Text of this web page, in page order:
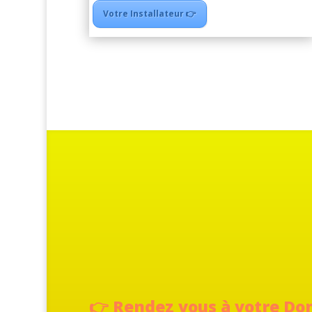
Votre Installateur 👉
Rendez vous à votre